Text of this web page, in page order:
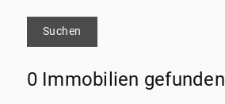
Suchen
0 Immobilien gefunden